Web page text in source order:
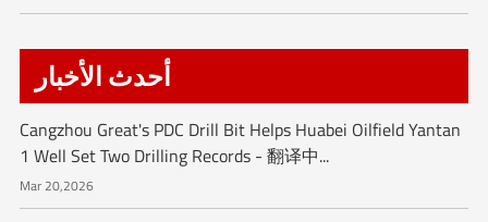
أحدث الأخبار
Cangzhou Great's PDC Drill Bit Helps Huabei Oilfield Yantan
1 Well Set Two Drilling Records - 翻译中...
Mar 20,2026